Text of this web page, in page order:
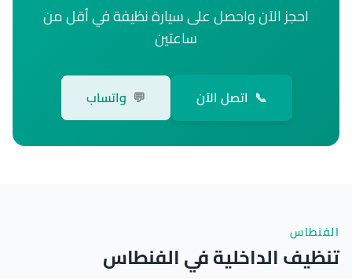
احجز الآن واحصل على سيارة نظيفة في أقل من
ساعتين
📞 اتصل الآن 💬 واتساب
الفنطاس
تنظيف الداخلية في الفنطاس